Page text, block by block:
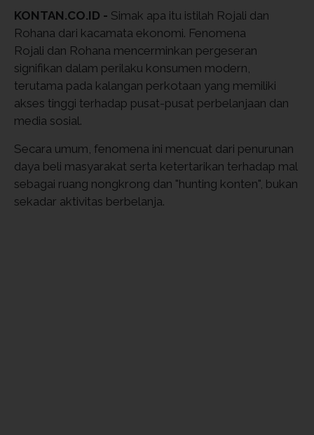
KONTAN.CO.ID - Simak apa itu istilah Rojali dan
Rohana dari kacamata ekonomi. Fenomena
Rojali dan Rohana mencerminkan pergeseran
signifikan dalam perilaku konsumen modern,
terutama pada kalangan perkotaan yang memiliki
akses tinggi terhadap pusat-pusat perbelanjaan dan
media sosial.
Secara umum, fenomena ini mencuat dari penurunan
daya beli masyarakat serta ketertarikan terhadap mal
sebagai ruang nongkrong dan "hunting konten", bukan
sekadar aktivitas berbelanja.